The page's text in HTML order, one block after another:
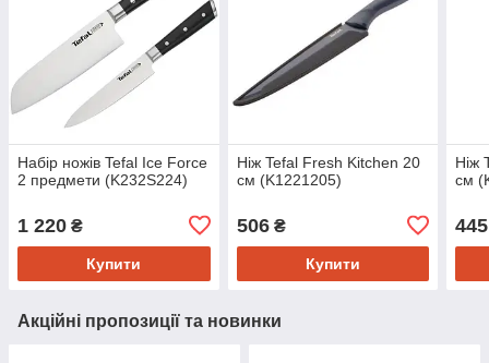
Набір ножів Tefal Ice Force
2 предмети (K232S224)
1 220 ₴
Купити
Ніж Tefal Fresh Kitchen 20
см (K1221205)
506₴
Купити
Ніж
см
445
Акційні пропозиції та новинки